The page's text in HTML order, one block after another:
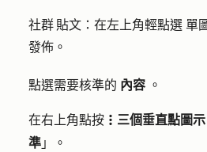
社群 貼文 ：在左上角輕點選 單
發佈。
點選需要核準的 內容 。
在右上角點按 verticalMenu 三個垂直點圖
準 」。